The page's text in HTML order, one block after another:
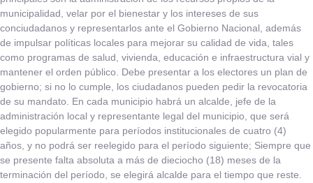
municipalidad, velar por el bienestar y los intereses de sus
conciudadanos y representarlos ante el Gobierno Nacional, además
de impulsar políticas locales para mejorar su calidad de vida, tales
como programas de salud, vivienda, educación e infraestructura vial y
mantener el orden público. Debe presentar a los electores un plan de
gobierno; si no lo cumple, los ciudadanos pueden pedir la revocatoria
de su mandato. En cada municipio habrá un alcalde, jefe de la
administración local y representante legal del municipio, que será
elegido popularmente para períodos institucionales de cuatro (4)
años, y no podrá ser reelegido para el período siguiente; Siempre que
se presente falta absoluta a más de dieciocho (18) meses de la
terminación del período, se elegirá alcalde para el tiempo que reste.